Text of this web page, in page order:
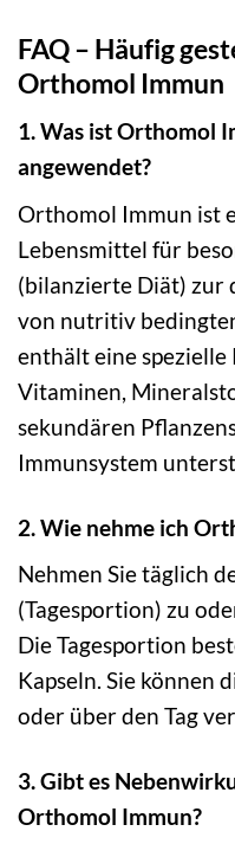
FAQ – Häufig
Orthomol Immun
1. Was ist Orthomol
angewendet?
Orthomol Immun ist
Lebensmittel für
(bilanzierte Diät) zur
von nutritiv
enthält eine
Vitaminen,
sekundären
Immunsystem
2. Wie nehme ich
Nehmen Sie täglich
(Tagesportion) zu
Die Tagesportion
Kapseln. Sie können
oder über den Tag
3. Gibt es
Orthomol Immun?